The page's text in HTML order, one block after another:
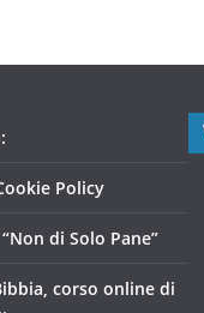
Policy
di Solo Pane”
corso online di